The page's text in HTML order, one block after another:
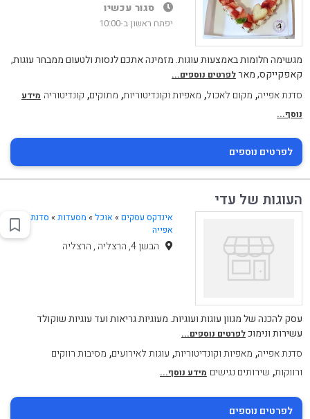
סגור עכשיו
יפתח ראשון ב-10:00
מגשימה חלומות באמצעות עוגות. מזמינה אתכם לנסות ולטעום ממבחר עוגות,
קאפקייקס, מארלפרטים נוספים...
סדנת אפייה, מקום לאכול, מאפיות וקונדיטוריות, מתוקים, קונדיטוריה מידע
נוסף...
לפרטים נוספים
העוגות של עדי
אינדקס עסקים » אוכל» מסעדות» סדנת
אפייה
הבשן 4, הרצליה , הרצליה
עסק להכנה של מגוון עוגות ועוגיות. מעוגיות גריאות ועד עוגיות שוקולד
עשירות ונימוכלפרטים נוספים...
סדנת אפייה, מאפיות וקונדיטוריות, עוגות לאירועים, מסיבות רווקים
ורווקות, שירותים נגישים מידע נוסף...
לפרטים נוספים